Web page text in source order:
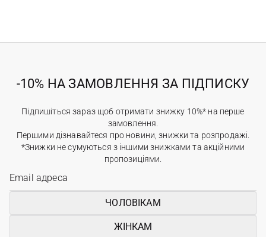
-10% НА ЗАМОВЛЕННЯ ЗА ПІДПИСКУ
Підпишіться зараз щоб отримати знижку 10%* на перше
замовлення.
Першими дізнавайтеся про новини, знижки та розпродажі.
*Знижки не сумуються з іншими знижками та акційними
пропозиціями.
ЧОЛОВІКАМ
ЖІНКАМ